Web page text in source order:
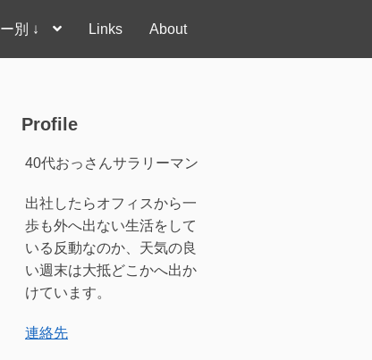
別 ↓ Links About
Profile
40代おっさんサラリーマン
出社したらオフィスから一
歩も外へ出ない生活をして
いる反動なのか、天気の良
い週末は大抵どこかへ出か
けています。
連絡先